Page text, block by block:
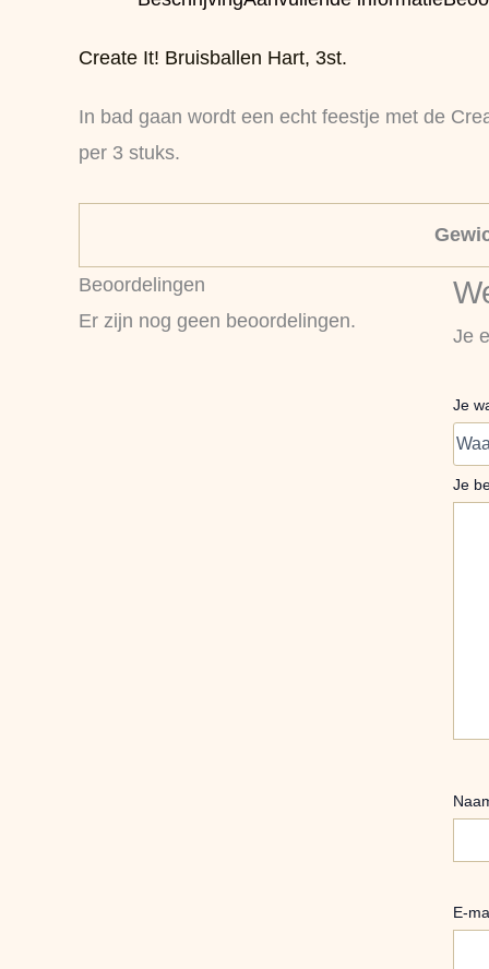
Create It! Bruisballen Hart, 3st.
In bad gaan wordt een echt feestje met de
per 3 stuks.
Beoordelingen
Er zijn nog geen beoordelingen.
Je
Je
Je
E-